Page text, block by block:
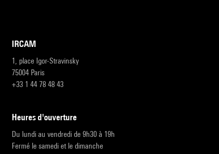
IRCAM
1, place Igor-Stravinsky
75004 Paris
+33 1 44 78 48 43
heures d'ouverture
Du lundi au vendredi de 9h30 à 19h
Fermé le samedi et le dimanche